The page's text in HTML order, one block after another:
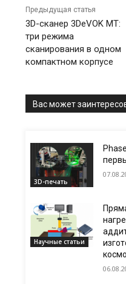
Предыдущая статья
3D-сканер 3DeVOK MT:
три режима
сканирования в одном
компактном корпусе
Вас может
3D-печать
Научные статьи